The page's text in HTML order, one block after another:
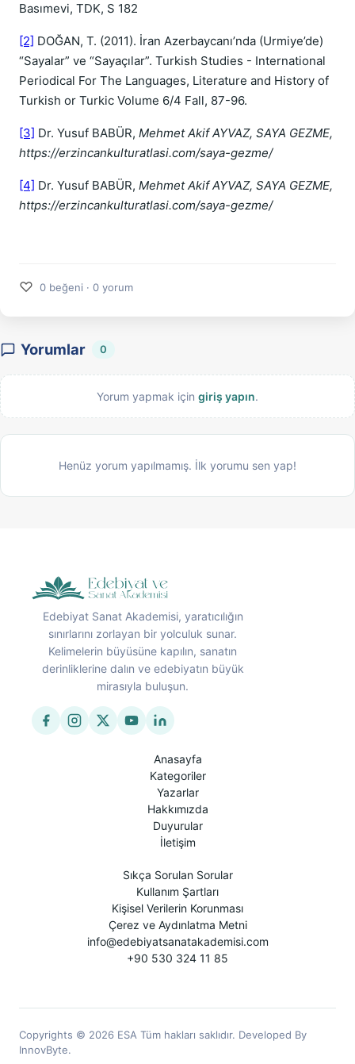
Basımevi, TDK, S 182
[2] DOĞAN, T. (2011). İran Azerbaycanı’nda (Urmiye’de)
“Sayalar” ve “Sayaçılar”. Turkish Studies - International
Periodical For The Languages, Literature and History of
Turkish or Turkic Volume 6/4 Fall, 87-96.
[3] Dr. Yusuf BABÜR, Mehmet Akif AYVAZ, SAYA GEZME,
https://erzincankulturatlasi.com/saya-gezme/
[4] Dr. Yusuf BABÜR, Mehmet Akif AYVAZ, SAYA GEZME,
https://erzincankulturatlasi.com/saya-gezme/
♡ 0 beğeni · 0 yorum
Yorumlar 0
Yorum yapmak için giriş yapın.
Henüz yorum yapılmamış. İlk yorumu sen yap!
Edebiyat Sanat Akademisi, yaratıcılığın
sınırlarını zorlayan bir yolculuk sunar.
Kelimelerin büyüsüne kapılın, sanatın
derinliklerine dalın ve edebiyatın büyük
mirasıyla buluşun.
Anasayfa
Kategoriler
Yazarlar
Hakkımızda
Duyurular
İletişim
Sıkça Sorulan Sorular
Kullanım Şartları
Kişisel Verilerin Korunması
Çerez ve Aydınlatma Metni
info@edebiyatsanatakademisi.com
+90 530 324 11 85
Copyrights © 2026 ESA Tüm hakları saklıdır. Developed By
InnovByte.